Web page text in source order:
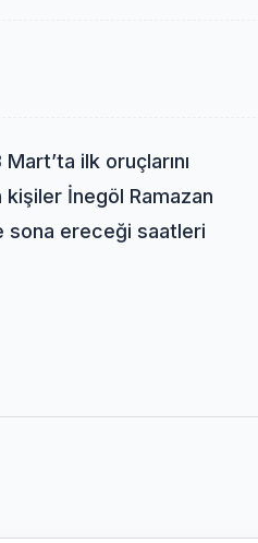
ilk oruçlarını
İnegöl Ramazan
sona ereceği saatleri